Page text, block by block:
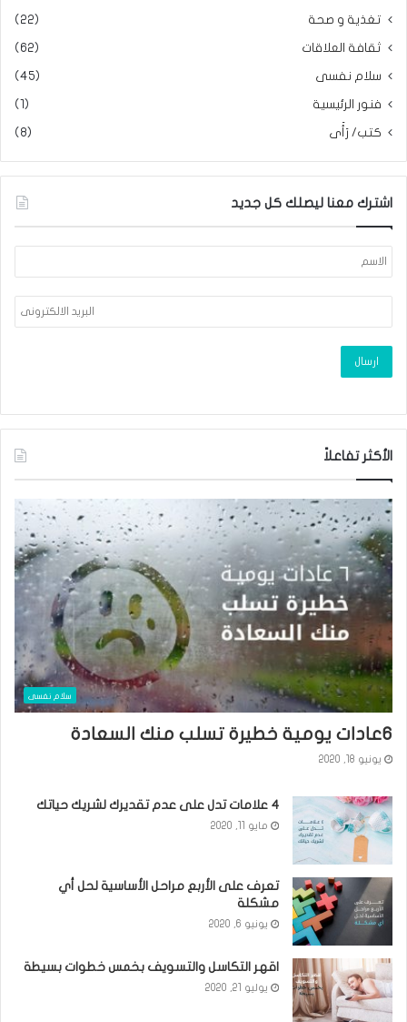
تغذية و صحة (22)
ثقافة العلاقات (62)
سلام نفسى (45)
فنور الرئيسية (1)
كتب/ رَأَى (8)
اشترك معنا ليصلك كل جديد
الأكثر تفاعلاً
سلام نفسى
٦عادات يومية خطيرة تسلب منك السعادة
يونيو 18, 2020
٤ علامات تدل على عدم تقديرك لشريك حياتك
مايو 11, 2020
تعرف على الأربع مراحل الأساسية لحل أي
مشكلة
يونيو 6, 2020
اقهر التكاسل والتسويف بخمس خطوات بسيطة
يوليو 21, 2020